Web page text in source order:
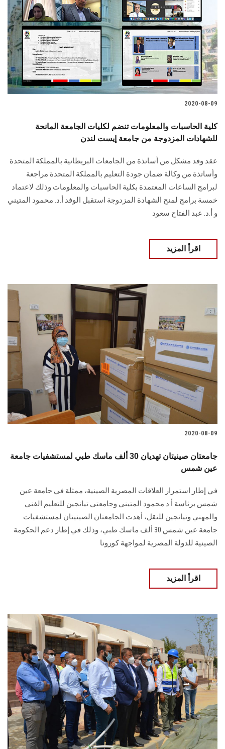
الإعلام
تواصل معنا
الطلاب
الدراسات العليا
الخريجين
الموظفون
2020-08-09
كلية الحاسبات والمعلومات تنضم لكليات الجامعة المانحة
للشهادات المزدوجة من جامعة إيست لندن
عقد وفد مشكل من أساتذة من الجامعات البريطانية بالمملكة المتحدة
وأساتذة من وكالة ضمان جودة التعليم بالمملكة المتحدة مراجعة
لبرامج الساعات المعتمدة بكلية الحاسبات والمعلومات وذلك لاعتماد
خمسة برامج لمنح الشهادة المزدوجة استقبل الوفد أ.د. محمود المتيني
و أ.د. عبد الفتاح سعود
اقرأ المزيد
2020-08-09
جامعتان صينيتان تهديان 30 ألف ماسك طبي لمستشفيات جامعة
عين شمس
في إطار استمرار العلاقات المصرية الصينية، ممثلة في جامعة عين
شمس برئاسة أ.د.محمود المتيني وجامعتي تيانجين للتعليم الفني
والمهني وتيانجين للنقل، أهدت الجامعتان الصينيتان لمستشفيات
جامعة عين شمس 30 ألف ماسك طبي، وذلك في إطار دعم الحكومة
الصينية للدولة المصرية لمواجهة كورونا
اقرأ المزيد